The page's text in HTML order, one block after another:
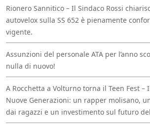
Rionero Sannitico – Il Sindaco Rossi
autovelox sulla SS 652 è pienamente
vigente.
Assunzioni del personale ATA per l’anno
nulla di nuovo!
A Rocchetta a Volturno torna il Teen Fest –
Nuove Generazioni: un rapper molisano,
dai ragazzi e un investimento sul futuro